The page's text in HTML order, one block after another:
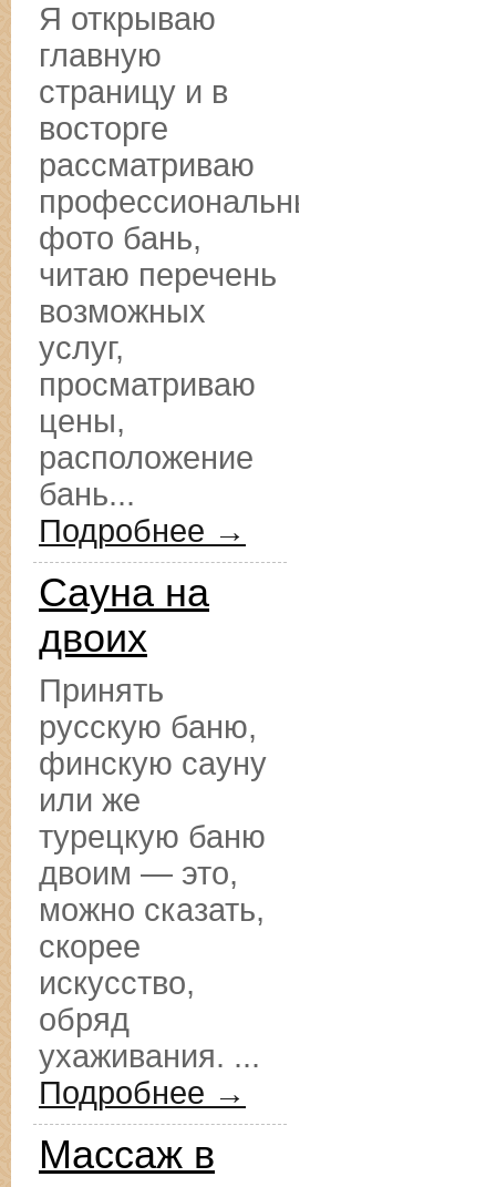
Я открываю
главную
страницу и в
восторге
рассматриваю
профессиональные
фото бань,
читаю перечень
возможных
услуг,
просматриваю
цены,
расположение
бань...
Подробнее →
Сауна на
двоих
Принять
русскую баню,
финскую сауну
или же
турецкую баню
двоим — это,
можно сказать,
скорее
искусство,
обряд
ухаживания. ...
Подробнее →
Массаж в